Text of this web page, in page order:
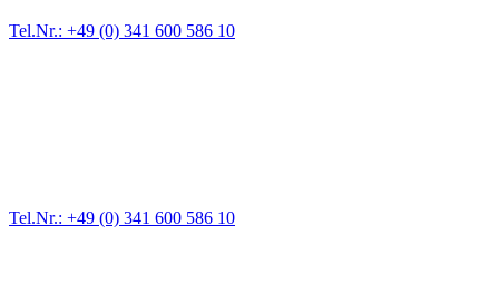
Tel.Nr.: +49 (0) 341 600 586 10
Tel.Nr.: +49 (0) 341 600 586 10